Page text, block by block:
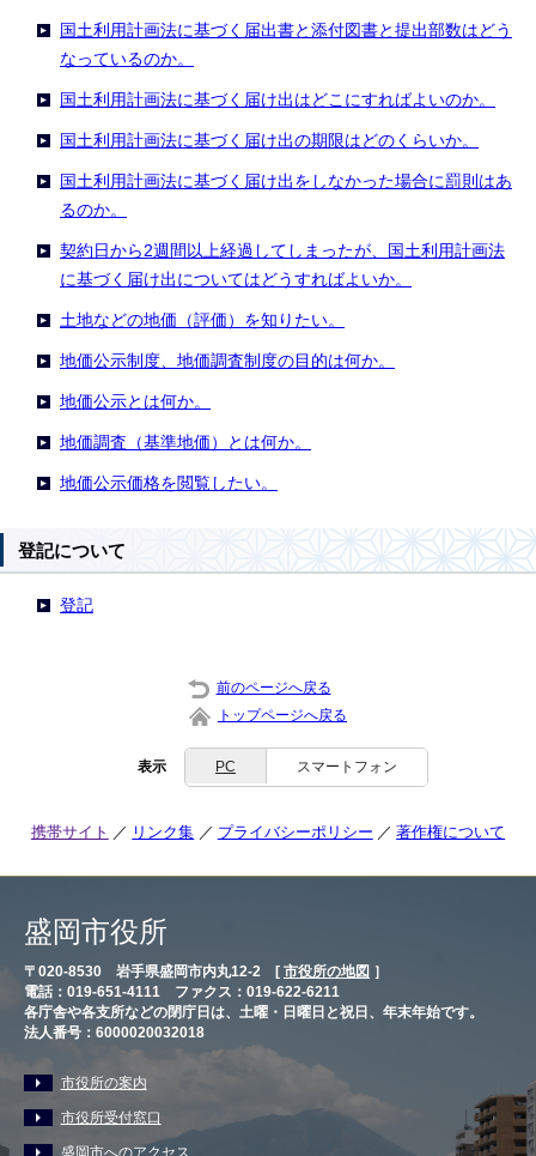
国土利用計画法に基づく届出書と添付図書と提出部数はどう
なっているのか。
国土利用計画法に基づく届け出はどこにすればよいのか。
国土利用計画法に基づく届け出の期限はどのくらいか。
国土利用計画法に基づく届け出をしなかった場合に罰則はあ
るのか。
契約日から2週間以上経過してしまったが、国土利用計画法
に基づく届け出についてはどうすればよいか。
土地などの地価（評価）を知りたい。
地価公示制度、地価調査制度の目的は何か。
地価公示とは何か。
地価調査（基準地価）とは何か。
地価公示価格を閲覧したい。
登記について
登記
前のページへ戻る
トップページへ戻る
表示 PC スマートフォン
携帯サイト リンク集 プライバシーポリシー 著作権について
盛岡市役所
〒020-8530 岩手県盛岡市内丸12-2 [ 市役所の地図 ］
電話：019-651-4111 ファクス：019-622-6211
各庁舎や各支所などの閉庁日は、土曜・日曜日と祝日、年末年始です。
法人番号：6000020032018
市役所の案内
市役所受付窓口
盛岡市へのアクセス